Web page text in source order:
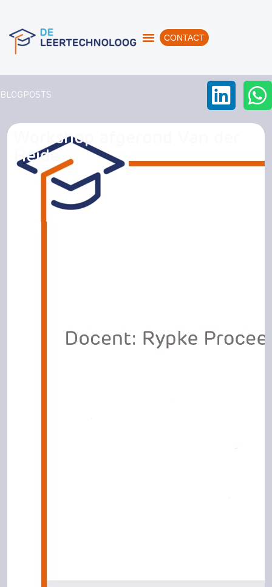
CONTACT
BLOGPOSTS
Workshop afgerond Van der
Heide